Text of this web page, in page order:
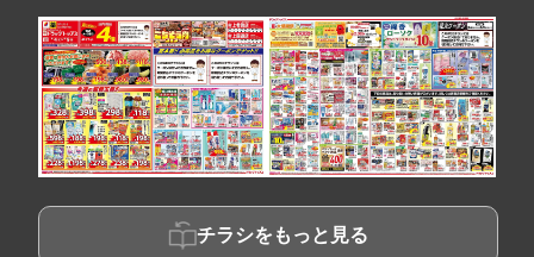
チラシをもっと見る